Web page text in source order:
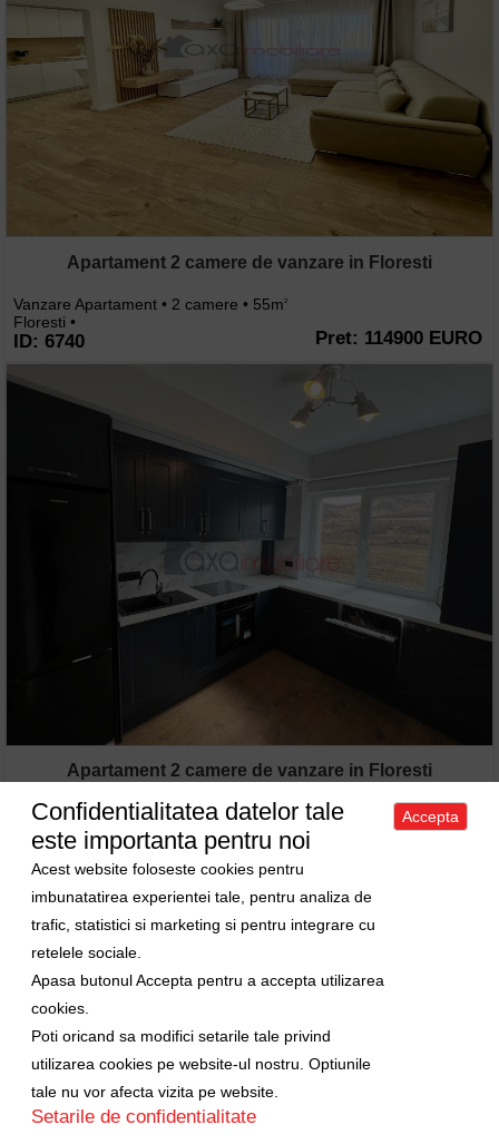
Apartament 2 camere de vanzare in Floresti
Vanzare Apartament • 2 camere • 55m2
Floresti •
ID: 6740 Pret: 114900 EURO
Apartament 2 camere de vanzare in Floresti
Vanzare Apartament • 2 camere • 54m2
Floresti •
ID: 6737
Confidentialitatea datelor tale
este importanta pentru noi
Acest website foloseste cookies pentru
imbunatatirea experientei tale, pentru analiza de
trafic, statistici si marketing si pentru integrare cu
retelele sociale.
Apasa butonul Accepta pentru a accepta utilizarea
cookies.
Poti oricand sa modifici setarile tale privind
utilizarea cookies pe website-ul nostru. Optiunile
tale nu vor afecta vizita pe website.
Setarile de confidentialitate
Accepta